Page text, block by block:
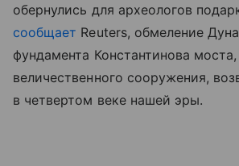
обернулись для археологов
сообщает Reuters, обмеление
фундамента Константинова моста,
величественного сооружения,
в четвертом веке нашей эры.